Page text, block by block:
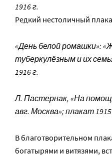
1916 г.
Редкий нестоличный
«День белой ромашки»:
туберкулёзным и их
1916 г.
Л. Пастернак, «На
авг. Москва»; плакат 1915
В благотворительном
богатырями и витязями,